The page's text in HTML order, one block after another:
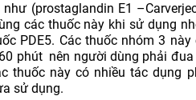
(prostaglandin E1
các thuốc này khi sử dụng
PDE5. Các thuốc nhóm 3
phút nên người dùng phải
thuốc này có nhiều tác dụng
sử dụng.